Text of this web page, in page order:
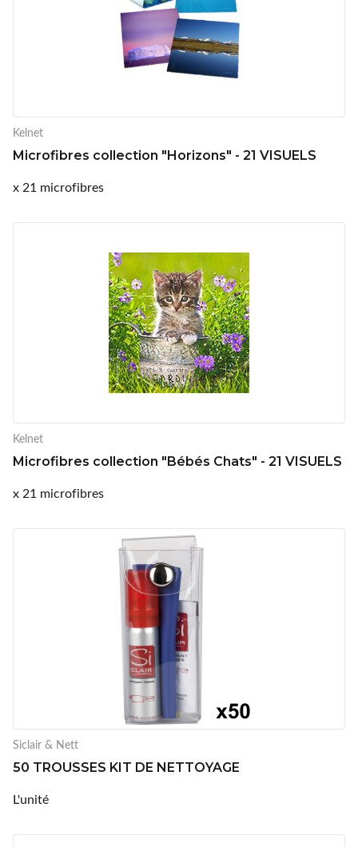
Kelnet
Microfibres collection "Horizons" - 21 VISUELS
x 21 microfibres
Kelnet
Microfibres collection "Bébés Chats" - 21 VISUELS
x 21 microfibres
Siclair & Nett
50 TROUSSES KIT DE NETTOYAGE
L'unité